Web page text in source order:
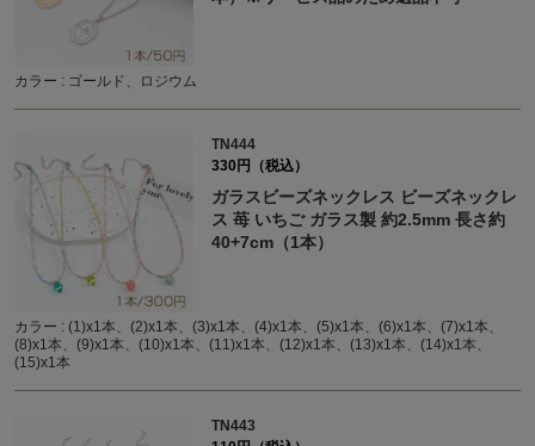
カラー : ゴールド、ロジウム
TN444
330円（税込）
ガラスビーズネックレス ビーズネックレ
ス 苺 いちご ガラス製 約2.5mm 長さ約
40+7cm（1本）
カラー : (1)x1本、(2)x1本、(3)x1本、(4)x1本、(5)x1本、(6)x1本、(7)x1本、
(8)x1本、(9)x1本、(10)x1本、(11)x1本、(12)x1本、(13)x1本、(14)x1本、
(15)x1本
TN443